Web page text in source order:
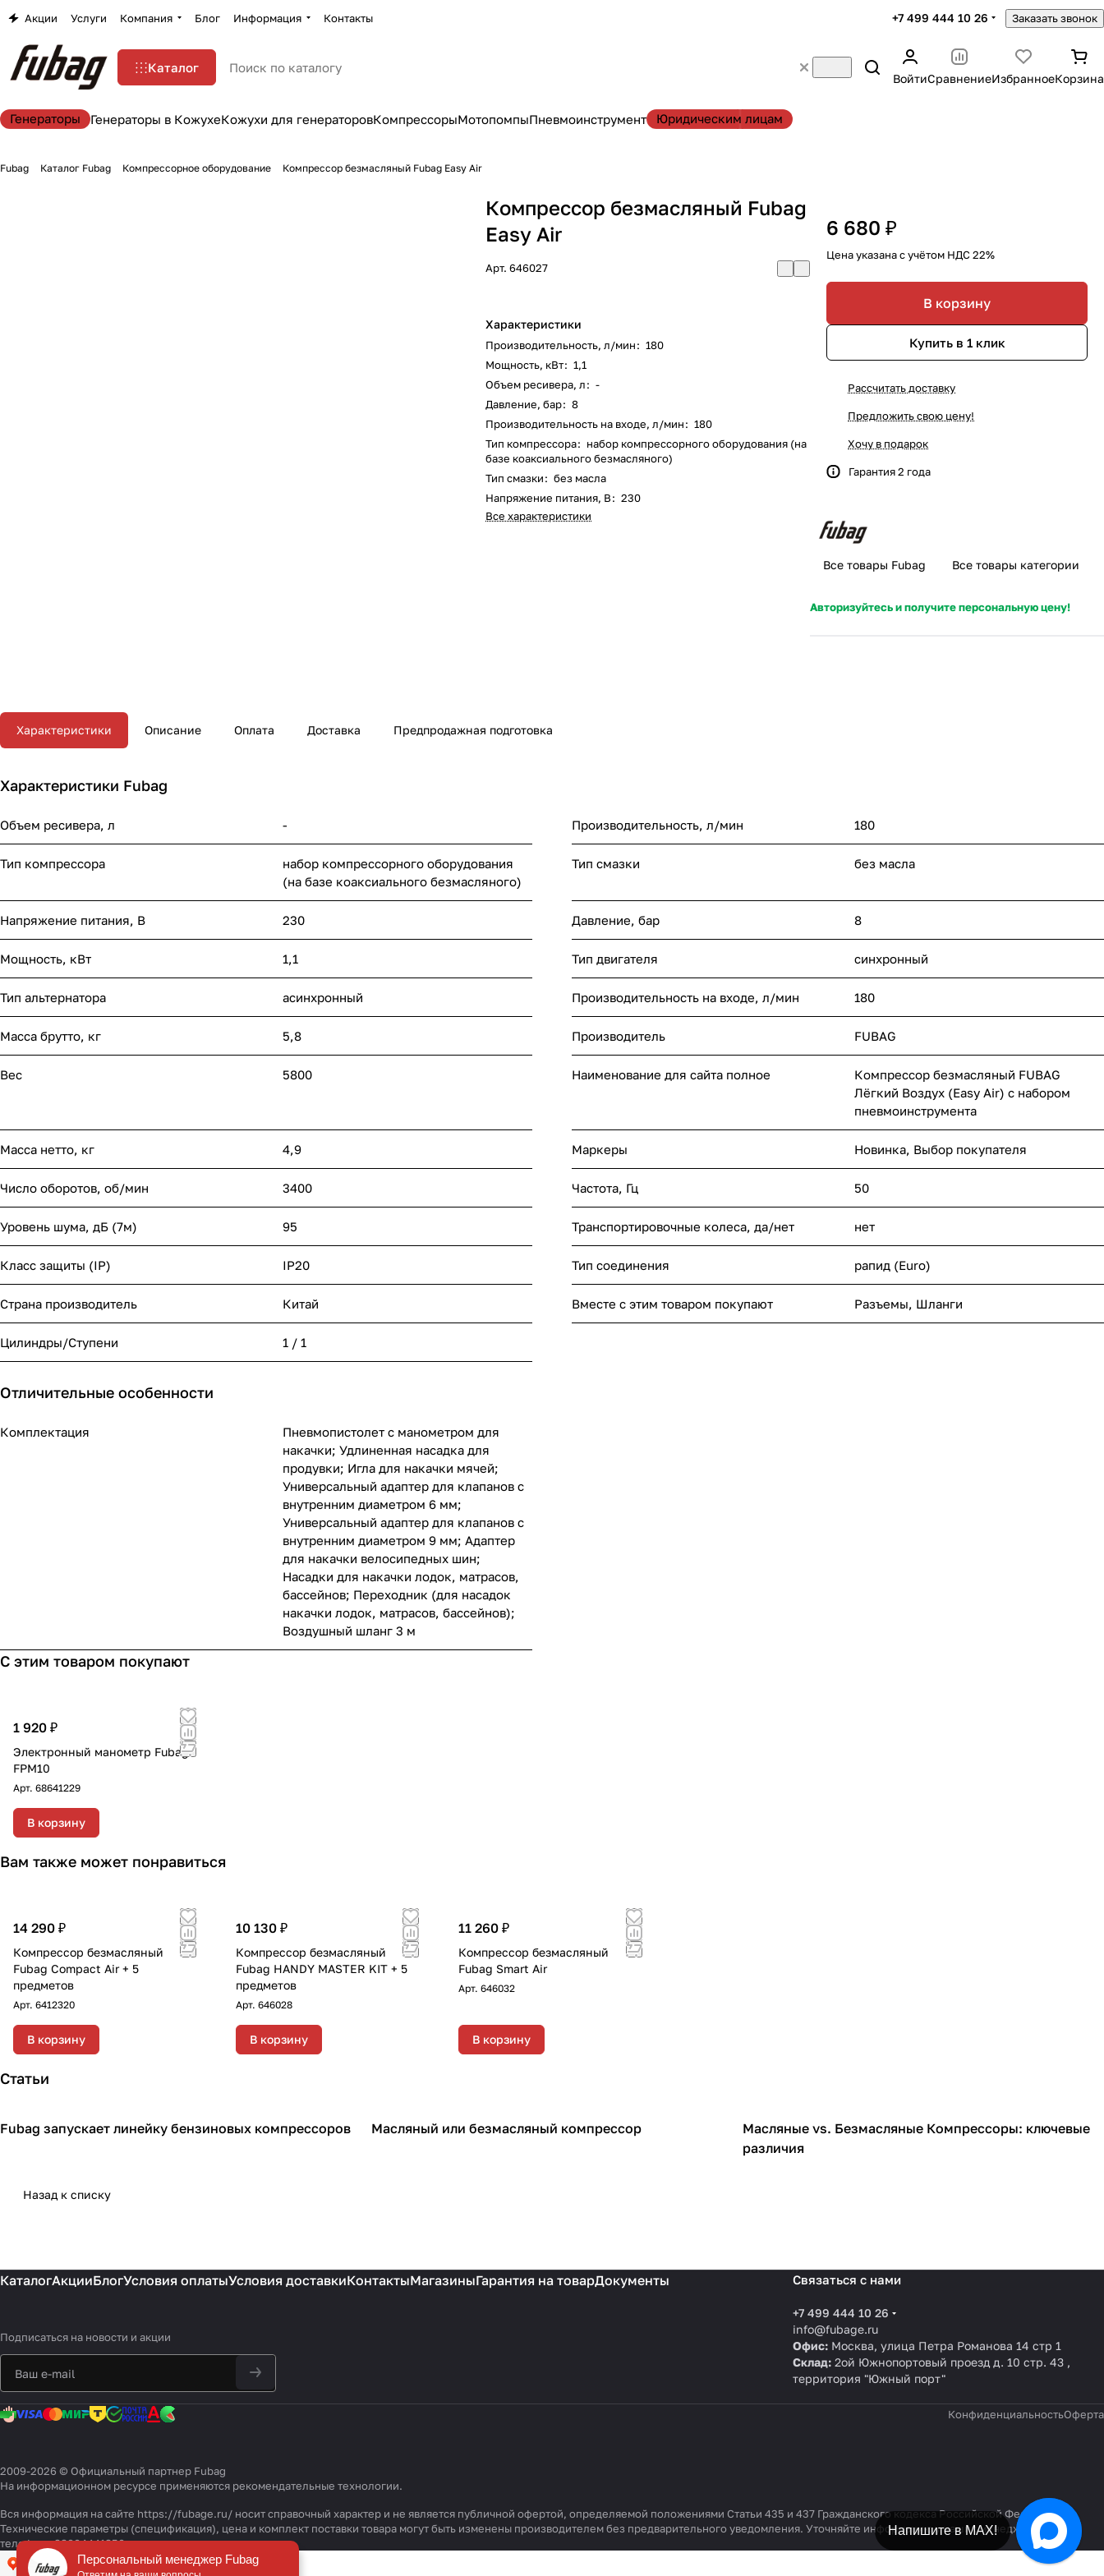
Акции Услуги Компания Блог Информация Контакты +7 499 444 10 26 Заказать звонок
Каталог
ВойтиСравнениеИзбранноеКорзина
Генераторы Генераторы в КожухеКожухи для генераторовКомпрессорыМотопомпыПневмоинструмент Юридическим лицам
Fubag Каталог Fubag Компрессорное оборудование Компрессор безмасляный Fubag Easy Air
Компрессор безмасляный Fubag
Easy Air
Арт.646027
Характеристики
Производительность, л/мин: 180
Мощность, кВт: 1,1
Объем ресивера, л: -
Давление, бар: 8
Производительность на входе, л/мин: 180
Тип компрессора: набор компрессорного оборудования (на
базе коаксиального безмасляного)
Тип смазки: без масла
Напряжение питания, В: 230
Все характеристики
6 680 ₽
Цена указана с учётом НДС 22%
В корзину
Купить в 1 клик
Рассчитать доставку
Предложить свою цену!
Хочу в подарок
Гарантия 2 года
Все товары Fubag Все товары категории
Авторизуйтесь и получите персональную цену!
Характеристики Описание Оплата Доставка Предпродажная подготовка
Характеристики Fubag
Объем ресивера, л - Производительность, л/мин 180
Тип компрессора
набор компрессорного оборудования
(на базе коаксиального безмасляного)
Тип смазки без масла
Напряжение питания, В 230 Давление, бар 8
Мощность, кВт 1,1 Тип двигателя синхронный
Тип альтернатора асинхронный Производительность на входе, л/мин 180
Масса брутто, кг 5,8 Производитель FUBAG
Вес 5800 Наименование для сайта полное
Компрессор безмасляный FUBAG
Лёгкий Воздух (Easy Air) с набором
пневмоинструмента
Масса нетто, кг 4,9 Маркеры Новинка, Выбор покупателя
Число оборотов, об/мин 3400 Частота, Гц 50
Уровень шума, дБ (7м) 95 Транспортировочные колеса, да/нет нет
Класс защиты (IP) IP20 Тип соединения рапид (Euro)
Страна производитель Китай Вместе с этим товаром покупают Разъемы, Шланги
Цилиндры/Ступени 1 / 1
Отличительные особенности
Комплектация
Пневмопистолет с манометром для
накачки; Удлиненная насадка для
продувки; Игла для накачки мячей;
Универсальный адаптер для клапанов с
внутренним диаметром 6 мм;
Универсальный адаптер для клапанов с
внутренним диаметром 9 мм; Адаптер
для накачки велосипедных шин;
Насадки для накачки лодок, матрасов,
бассейнов; Переходник (для насадок
накачки лодок, матрасов, бассейнов);
Воздушный шланг 3 м
С этим товаром покупают
1 920 ₽
Электронный манометр Fubag
FPM10
Арт. 68641229
В корзину
Вам также может понравиться
14 290 ₽
Компрессор безмасляный
Fubag Compact Air + 5
предметов
Арт. 6412320
В корзину
10 130 ₽
Компрессор безмасляный
Fubag HANDY MASTER KIT + 5
предметов
Арт.646028
В корзину
11 260 ₽
Компрессор безмасляный
Fubag Smart Air
Арт.646032
В корзину
Статьи
Компрессоры
Fubag запускает линейку бензиновых компрессоров Компрессоры
Масляный или безмасляный компрессор Компрессоры
Масляные vs. Безмасляные Компрессоры: ключевые
различия
Назад к списку
КаталогАкцииБлогУсловия оплатыУсловия доставкиКонтактыМагазиныГарантия на товарДокументы
Подписаться на новости и акции
Связаться с нами
+7 499 444 10 26
info@fubage.ru
Офис:Москва, улица Петра Романова 14 стр 1
Склад:2ой Южнопортовый проезд д. 10 стр. 43 ,
территория "Южный порт"
КонфиденциальностьОферта
2009-2026 © Официальный партнер Fubag
На информационном ресурсе применяются рекомендательные технологии.
Вся информация на сайте https://fubage.ru/ носит справочный характер и не является публичной офертой, определяемой положениями Статьи 435 и 437 Гражданского кодекса Российской Федерации.
Технические параметры (спецификация), цена и комплект поставки товара могут быть изменены производителем без предварительного уведомления. Уточняйте информацию у наших менеджеров по
телефону 88004441850
Персональный менеджер Fubag
Напишите в МАХ!